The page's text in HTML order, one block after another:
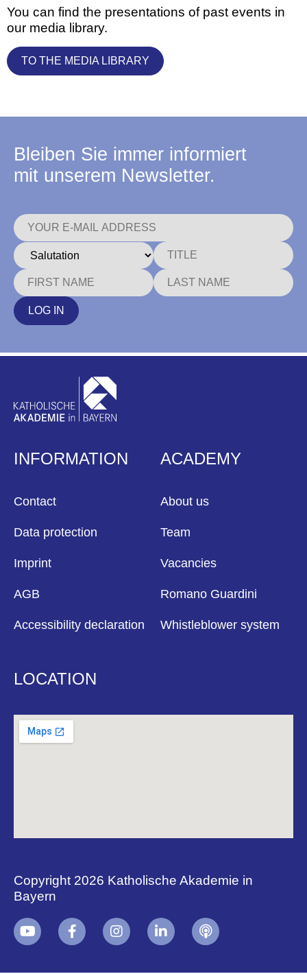
You can find the presentations of past events in
our media library.
TO THE MEDIA LIBRARY
Bleiben Sie immer informiert
mit unserem Newsletter.
LOG IN
INFORMATION
Contact
Data protection
Imprint
AGB
Accessibility declaration
ACADEMY
About us
Team
Vacancies
Romano Guardini
Whistleblower system
LOCATION
Copyright 2026 Katholische Akademie in
Bayern